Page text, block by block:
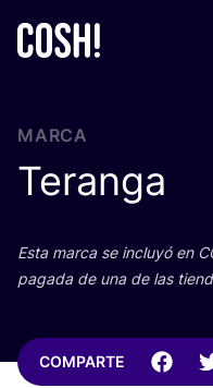
MARCA
Teranga
Esta mar­ca se inclu­yó en
paga­da de una de las
COMPARTE